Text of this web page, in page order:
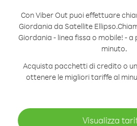
Con Viber Out puoi effettuare
Giordania da Satellite Ellipso.
Giordania - linea fissa o mobile! - a
minuto.
Acquista pacchetti di credito o
ottenere le migliori tariffe al
Visualizza